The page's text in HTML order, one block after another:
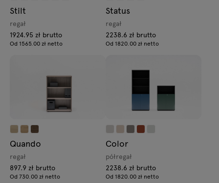
Stilt
regał
1924.95 zł brutto
Od 1565.00 zł netto
Status
regał
2238.6 zł brutto
Od 1820.00 zł netto
Quando
regał
897.9 zł brutto
Od 730.00 zł netto
Color
półregał
2238.6 zł brutto
Od 1820.00 zł netto